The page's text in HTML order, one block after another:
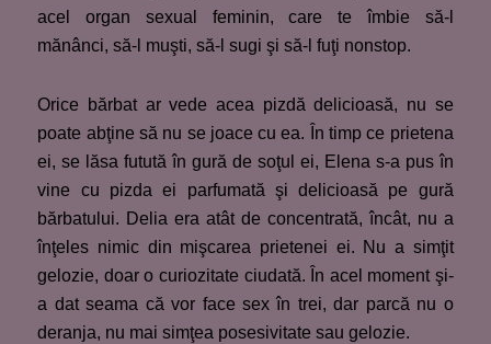
acel organ sexual feminin, care te îmbie să-l
mănânci, să-l muşti, să-l sugi şi să-l fuţi nonstop.
Orice bărbat ar vede acea pizdă delicioasă, nu se
poate abţine să nu se joace cu ea. În timp ce prietena
ei, se lăsa futută în gură de soţul ei, Elena s-a pus în
vine cu pizda ei parfumată şi delicioasă pe gură
bărbatului. Delia era atât de concentrată, încât, nu a
înţeles nimic din mişcarea prietenei ei. Nu a simţit
gelozie, doar o curiozitate ciudată. În acel moment şi-
a dat seama că vor face sex în trei, dar parcă nu o
deranja, nu mai simţea posesivitate sau gelozie.